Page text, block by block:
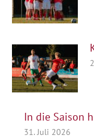
In die Saison
31. Juli 2026